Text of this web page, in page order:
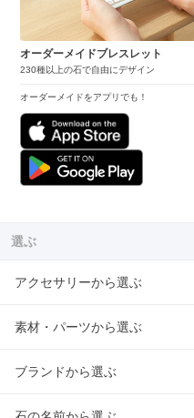
オーダーメイドブレスレット
230種以上の石で自由にデザイン
オーダーメイドをアプリでも！
選ぶ
アクセサリーから選ぶ
素材・パーツから選ぶ
ブランドから選ぶ